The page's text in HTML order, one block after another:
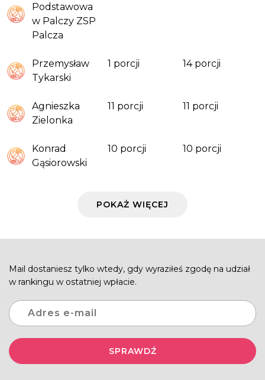
Podstawowa
w Palczy ZSP
Palcza
Przemysław
Tykarski
1 porcji 14 porcji
Agnieszka
Zielonka
11 porcji 11 porcji
Konrad
Gąsiorowski
10 porcji 10 porcji
POKAŻ WIĘCEJ
Mail dostaniesz tylko wtedy, gdy wyraziłeś zgodę na udział
w rankingu w ostatniej wpłacie.
SPRAWDŹ